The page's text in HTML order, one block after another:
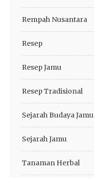
Rempah Nusantara
Resep
Resep Jamu
Resep Tradisional
Sejarah Budaya Jamu
Sejarah Jamu
Tanaman Herbal